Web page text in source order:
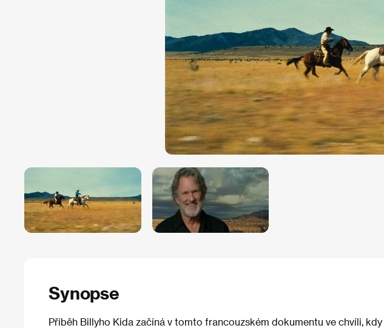
Synopse
Příběh Billyho Kida začíná v tomto francouzském dokumentu ve chvíli,